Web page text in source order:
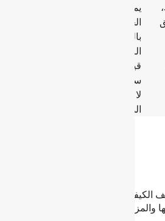
يمكنك ممارستها على جزء فقط من
الحصول عليه. لكن لا داعي للقلق،
بالتغطية بموجب ضمان النقل
ساعة إلى وجهتك الأصلية.
لا يعني السفر حسب نظام النقل
الذاتي. سيتم التعرُّف بوضوح على
التي يبقيك بها ضمان النقل الذاتي
والمزيد. تحقق من المحتوى المضمن